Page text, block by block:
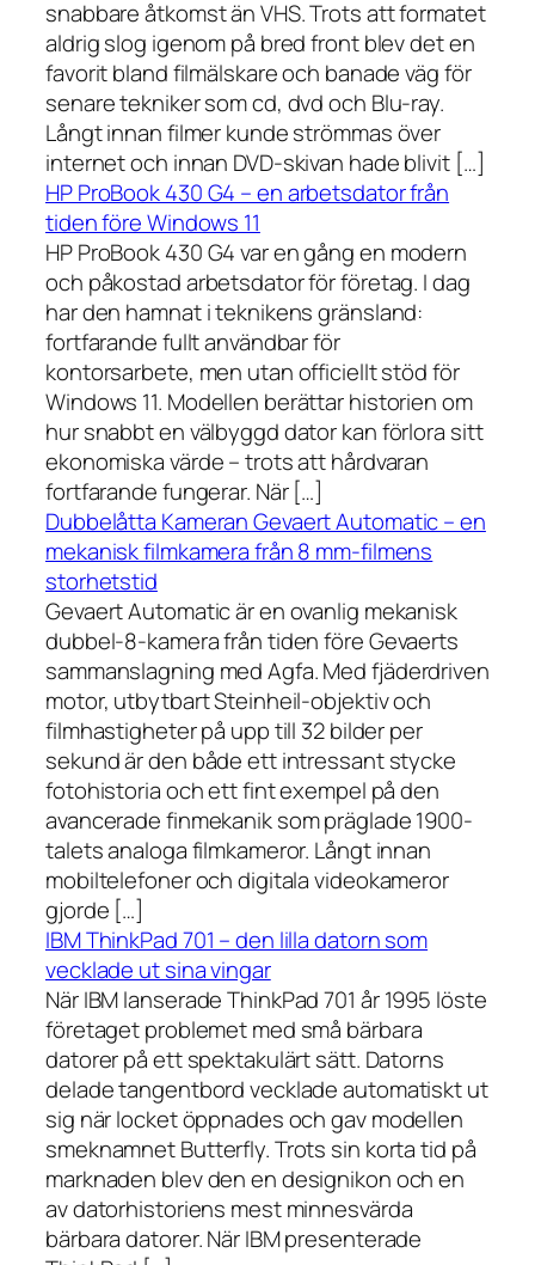
snabbare åtkomst än VHS. Trots att formatet
aldrig slog igenom på bred front blev det en
favorit bland filmälskare och banade väg för
senare tekniker som cd, dvd och Blu-ray.
Långt innan filmer kunde strömmas över
internet och innan DVD-skivan hade blivit […]
HP ProBook 430 G4 – en arbetsdator från
tiden före Windows 11
HP ProBook 430 G4 var en gång en modern
och påkostad arbetsdator för företag. I dag
har den hamnat i teknikens gränsland:
fortfarande fullt användbar för
kontorsarbete, men utan officiellt stöd för
Windows 11. Modellen berättar historien om
hur snabbt en välbyggd dator kan förlora sitt
ekonomiska värde – trots att hårdvaran
fortfarande fungerar. När […]
Dubbelåtta Kameran Gevaert Automatic – en
mekanisk filmkamera från 8 mm-filmens
storhetstid
Gevaert Automatic är en ovanlig mekanisk
dubbel-8-kamera från tiden före Gevaerts
sammanslagning med Agfa. Med fjäderdriven
motor, utbytbart Steinheil-objektiv och
filmhastigheter på upp till 32 bilder per
sekund är den både ett intressant stycke
fotohistoria och ett fint exempel på den
avancerade finmekanik som präglade 1900-
talets analoga filmkameror. Långt innan
mobiltelefoner och digitala videokameror
gjorde […]
IBM ThinkPad 701 – den lilla datorn som
vecklade ut sina vingar
När IBM lanserade ThinkPad 701 år 1995 löste
företaget problemet med små bärbara
datorer på ett spektakulärt sätt. Datorns
delade tangentbord vecklade automatiskt ut
sig när locket öppnades och gav modellen
smeknamnet Butterfly. Trots sin korta tid på
marknaden blev den en designikon och en
av datorhistoriens mest minnesvärda
bärbara datorer. När IBM presenterade